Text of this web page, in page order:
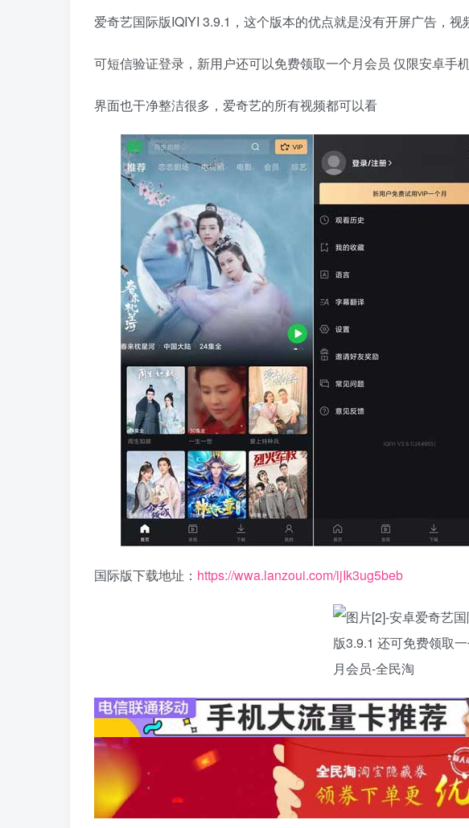
爱奇艺国际版IQIYI 3.9.1，这个版本的优点就是没有开屏广告，视
可短信验证登录，新用户还可以免费领取一个月会员 仅限安卓手
界面也干净整洁很多，爱奇艺的所有视频都可以看
国际版下载地址： https://wwa.lanzoui.com/ijIk3ug5beb